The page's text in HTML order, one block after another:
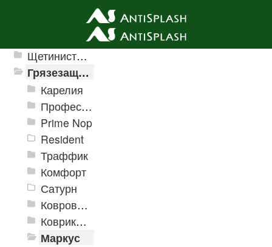
Ячеистые грязезащитные покрытия
Щетинистые покрытия
Грязезащитные, влаговпитывающие покрытия
Карелия
Профессиональные грязезащитные ковры AntiSplash Carpet
Prime Nop
Resident
Траффик
Комфорт
Сатурн
Ковровое покрытие "Цикада"
Коврики «Heavy» на резиновой подложке
Маркус